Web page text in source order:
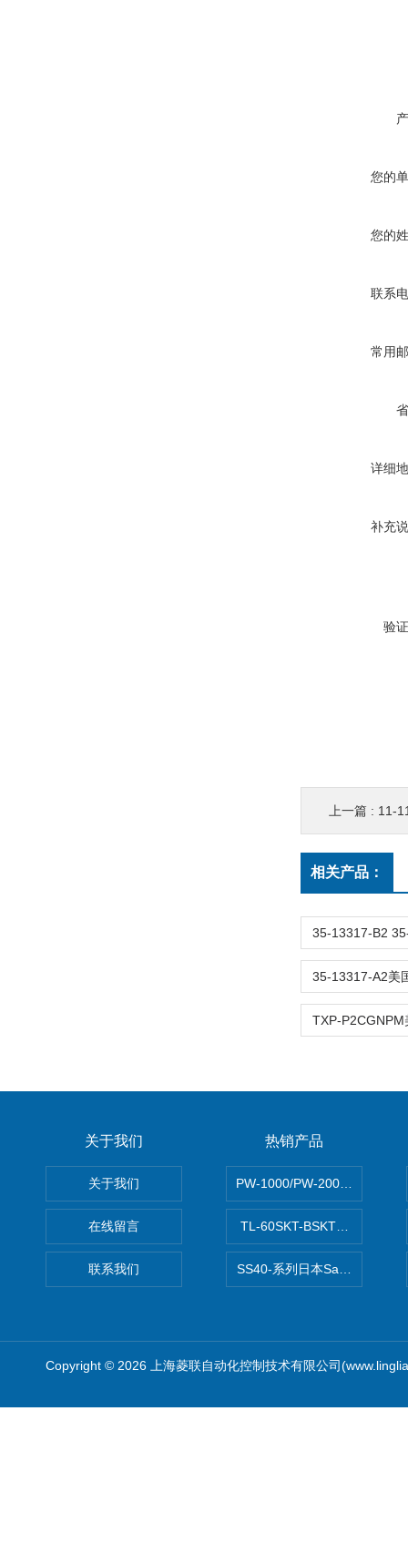
您的
您的
联系
常用
详细
补充
验
上一篇 : 11-
相关产品：
关于我们
关于我们
在线留言
联系我们
热销产品
PW-1000/PW-
TL-60SKT-BSKTC张力控制器
SS40-系列日本Sawamura泽
Copyright © 2026 上海菱联自动化控制技术有限公司